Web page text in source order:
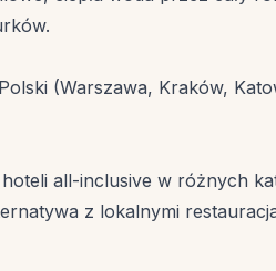
(Warszawa, Kraków,
all-inclusive w różnych
z lokalnymi